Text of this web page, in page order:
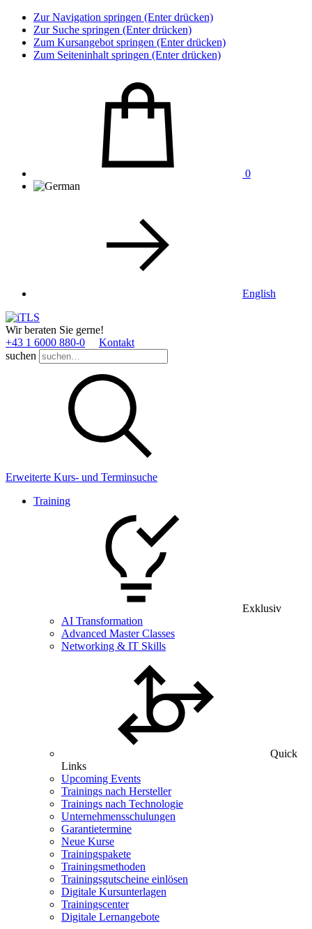
Zur Navigation springen (Enter drücken)
Zur Suche springen (Enter drücken)
Zum Kursangebot springen (Enter drücken)
Zum Seiteninhalt springen (Enter drücken)
0
English
Wir beraten Sie gerne!
+43 1 6000 880­-0
Kontakt
suchen
Erweiterte Kurs- und Terminsuche
Training
Exklusiv
AI Transformation
Advanced Master Classes
Networking & IT Skills
Quick
Links
Upcoming Events
Trainings nach Hersteller
Trainings nach Technologie
Unternehmensschulungen
Garantietermine
Neue Kurse
Trainingspakete
Trainingsmethoden
Trainingsgutscheine einlösen
Digitale Kursunterlagen
Trainingscenter
Digitale Lernangebote